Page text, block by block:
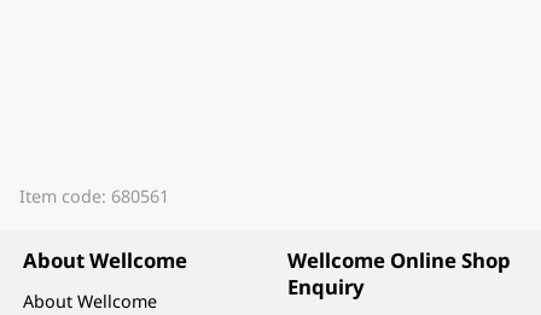
Item code: 680561
About Wellcome
About Wellcome
Wellcome Online Shop
Enquiry